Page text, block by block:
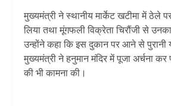
मुख्यमंत्री ने स्थानीय मार्केट खटीमा में ठेले
लिया तथा मूंगफली विक्रेता चिरौंजी से
उन्होंने कहा कि इस दुकान पर आने से पुरानी
मुख्यमंत्री ने हनुमान मंदिर में पूजा अर्चना
की भी कामना की।